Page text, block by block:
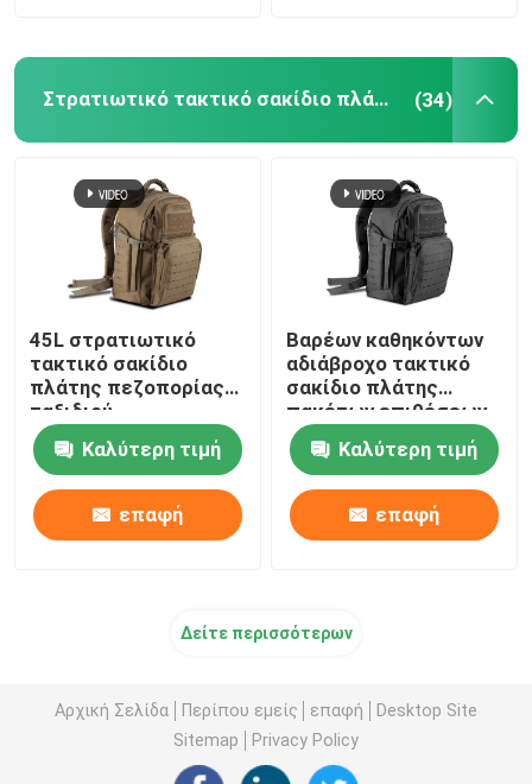
Στρατιωτικό τακτικό σακίδιο πλάτης (34)
45L στρατιωτικό
τακτικό σακίδιο
πλάτης πεζοπορίας
ταξιδιού
στρατοπέδευσης
σακιδίων πλάτης
φορητό
Καλύτερη τιμή
επαφή
Βαρέων καθηκόντων
αδιάβροχο τακτικό
σακίδιο πλάτης
πακέτων επιθέσεων
στρατού ODM
Καλύτερη τιμή
επαφή
Δείτε περισσότερων
Αρχική Σελίδα Περίπου εμείς επαφή
Desktop Site
Sitemap
Privacy Policy